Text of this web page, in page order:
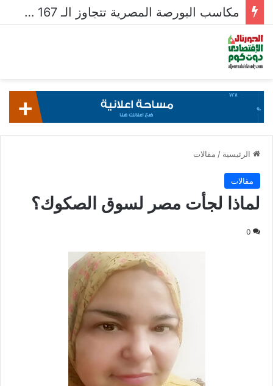
مكاسب البورصة المصرية تتجاوز الـ 167 مليار جنيه خلال أسبوع
الرئيسية / مقالات
مقالات
لماذا لجأت مصر لسوق الصكوك؟
0